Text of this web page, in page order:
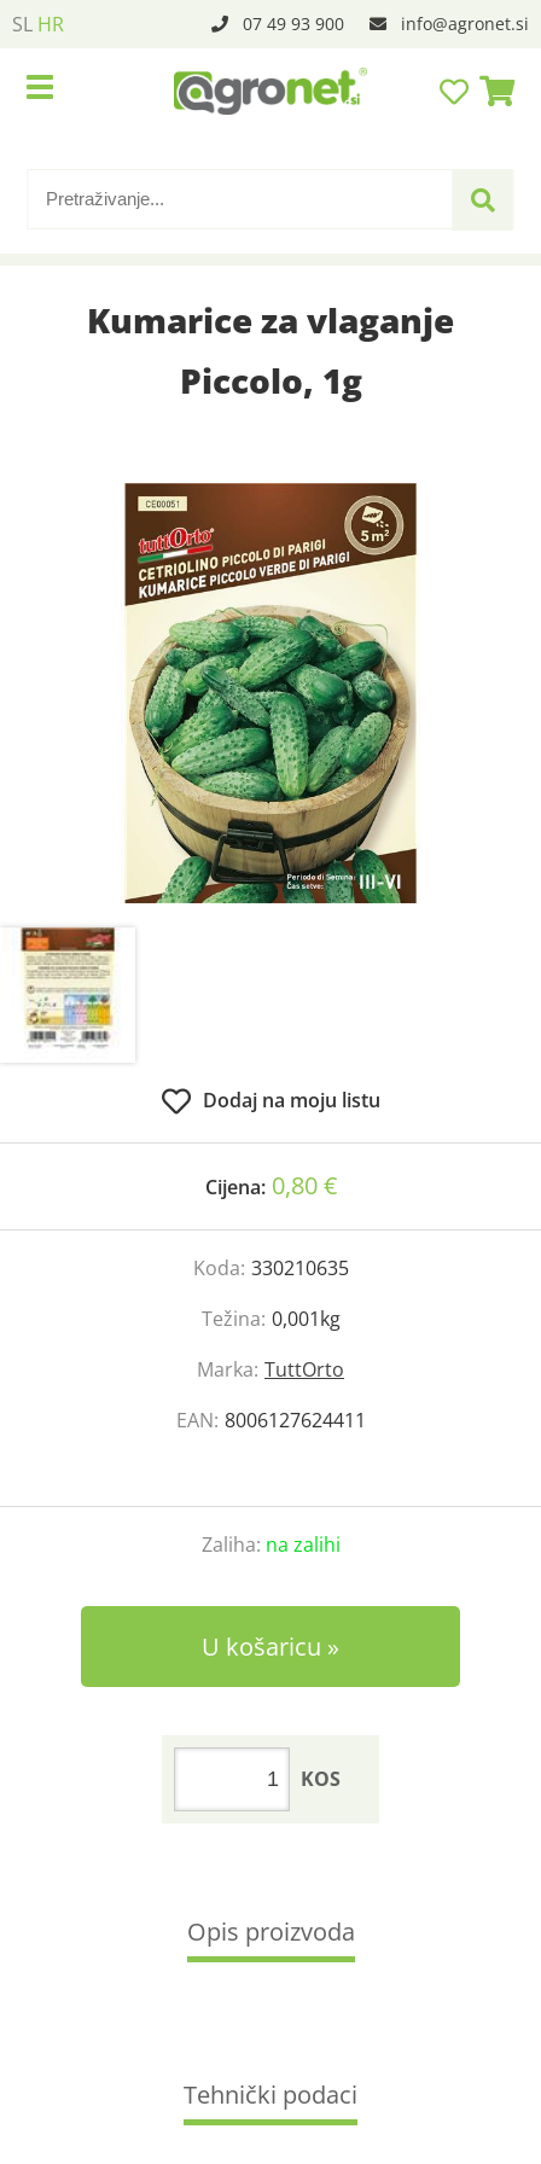
SL HR 07 49 93 900 info agronet.si
Kumarice za vlaganje
Piccolo, 1g
Dodaj na moju listu
Cijena: 0,80 €
Koda: 330210635
Težina: 0,001kg
Marka: TuttOrto
EAN: 8006127624411
Zaliha: na zalihi
U košaricu
KOS
Opis proizvoda
Tehnički podaci